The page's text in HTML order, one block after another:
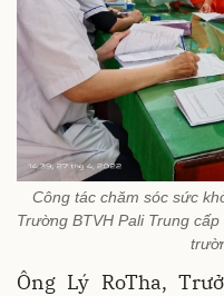
Công tác chăm sóc sức
Trường BTVH Pali Trung
Ông Lý RoTha,